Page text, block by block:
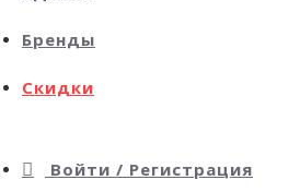
Бренды
Скидки
Войти / Регистрация